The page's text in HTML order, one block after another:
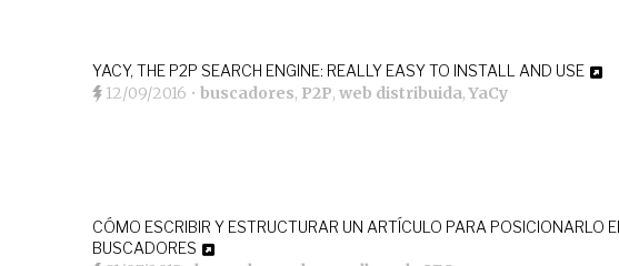
YACY, THE P2P SEARCH ENGINE: REALLY EASY TO INSTALL AND USE
12/09/2016 • buscadores, P2P, web distribuida,YaCy
CÓMO ESCRIBIR Y ESTRUCTURAR UN ARTÍCULO PARA POSICIONARLO
BUSCADORES